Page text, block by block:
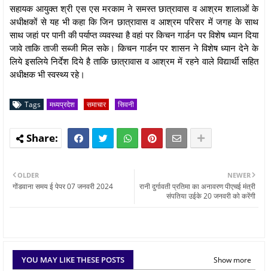
सहायक आयुक्त श्री एस एस मरकाम ने समस्त छात्रावास व आश्रम शालाओं के
अधीक्षकों से यह भी कहा कि जिन छात्रावास व आश्रम परिसर में जगह के साथ
साथ जहां पर पानी की पर्याप्त व्यवस्था है वहां पर किचन गार्डन पर विशेष ध्यान दिया
जावे ताकि ताजी सब्जी मिल सके। किचन गार्डन पर शासन ने विशेष ध्यान देने के
लिये इसलिये निर्देश दिये है ताकि छात्रावास व आश्रम में रहने वाले विद्यार्थी सहित
अधीक्षक भी स्वस्थ्य रहे।
Tags मध्यप्रदेश समाचार सिवनी
NEWER
रानी दुर्गावती प्रतिमा का अनावरण पीएचई मंत्री
संपतिया उईके 20 जनवरी को करेंगी
OLDER
गोंडवाना समय ई पेपर 07 जनवरी 2024
YOU MAY LIKE THESE POSTS Show more